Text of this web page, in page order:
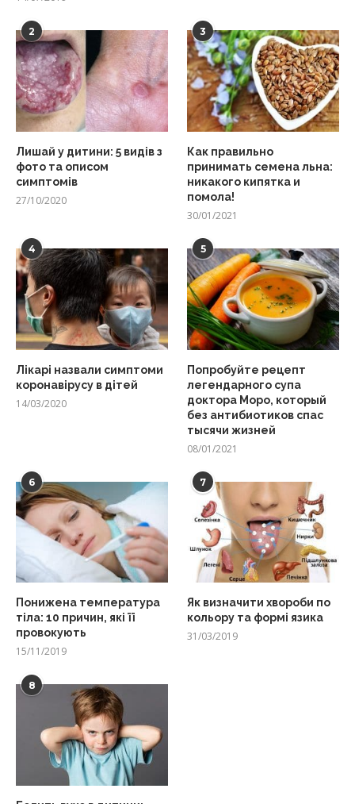
2
Лишай у дитини: 5 видів з
фото та описом
симптомів
27/10/2020
3
Как правильно
принимать семена льна:
никакого кипятка и
помола!
30/01/2021
4
Лікарі назвали симптоми
коронавірусу в дітей
14/03/2020
5
Попробуйте рецепт
легендарного супа
доктора Моро, который
без антибиотиков спас
тысячи жизней
08/01/2021
6
Понижена температура
тіла: 10 причин, які її
провокують
15/11/2019
7
Як визначити хвороби по
кольору та формі язика
31/03/2019
8